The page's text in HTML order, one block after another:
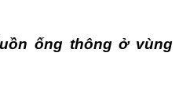
ống thông ở vùng